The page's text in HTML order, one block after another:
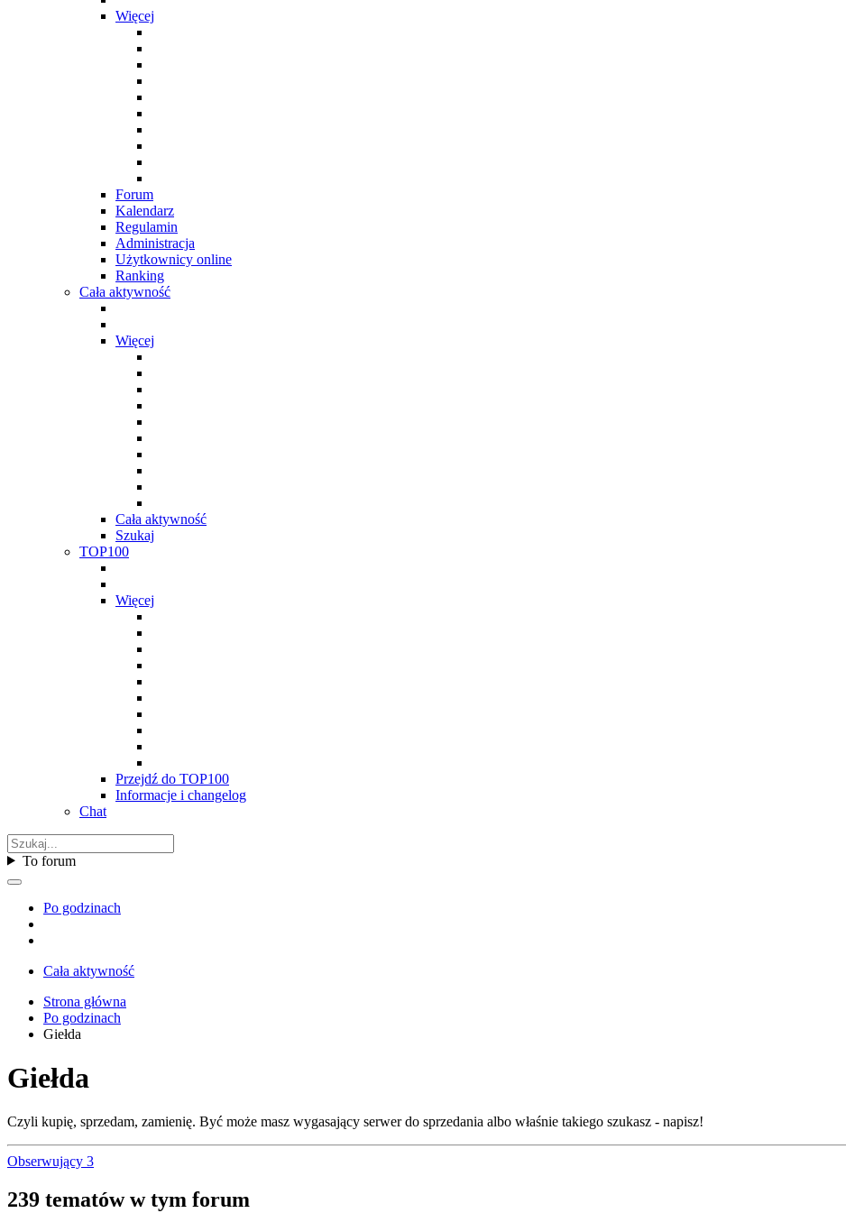
Więcej
Forum
Kalendarz
Regulamin
Administracja
Użytkownicy online
Ranking
Cała aktywność
Więcej
Cała aktywność
Szukaj
TOP100
Więcej
Przejdź do TOP100
Informacje i changelog
Chat
To forum
Po godzinach
Cała aktywność
Strona główna
Po godzinach
Giełda
Giełda
Czyli kupię, sprzedam, zamienię. Być może masz wygasający serwer do sprzedania albo właśnie takiego szukasz - napisz!
Obserwujący 3
239 tematów w tym forum